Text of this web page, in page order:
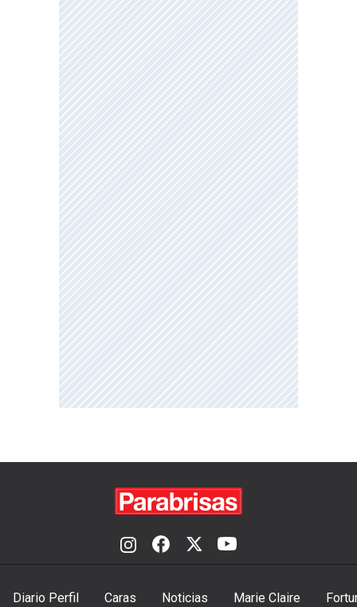
Diario Perfil Caras Noticias Marie Claire